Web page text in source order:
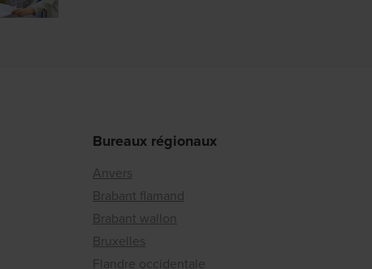
Bureaux régionaux
Anvers
Brabant flamand
Brabant wallon
Bruxelles
Flandre occidentale